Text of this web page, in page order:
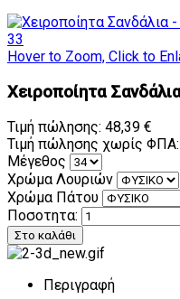
Hover to Zoom, Click to
Χειροποίητα
Τιμή πώλησης: 48,39 €
Τιμή πώλησης χωρίς ΦΠΑ:
Μέγεθος
Χρώμα Λουριών
Χρώμα Πάτου
Ποσοτητα:
Περιγραφή